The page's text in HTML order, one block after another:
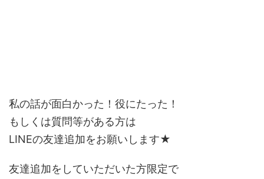
私の話が面白かった！役にたった！
もしくは質問等がある方は
LINEの友達追加をお願いします★
友達追加をしていただいた方限定で